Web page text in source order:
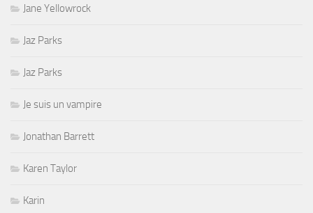
Jane Yellowrock
Jaz Parks
Jaz Parks
Je suis un vampire
Jonathan Barrett
Karen Taylor
Karin